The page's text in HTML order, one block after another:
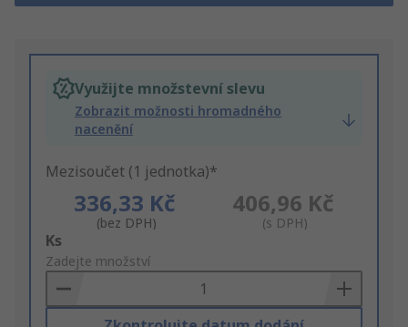
Využijte množstevní slevu
Zobrazit možnosti hromadného
nacenění
Mezisoučet (1 jednotka)*
336,33 Kč
(bez DPH)
406,96 Kč
(s DPH)
Add
to
Basket
Ks
Zadejte množství